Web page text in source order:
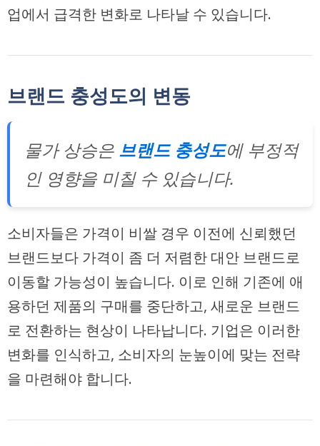
업에서 급격한 변화로 나타날 수 있습니다.
브랜드 충성도의 변동
물가 상승은 브랜드 충성도에 부정적
인 영향을 미칠 수 있습니다.
소비자들은 가격이 비쌀 경우 이전에 신뢰했던
브랜드보다 가격이 좀 더 저렴한 대안 브랜드로
이동할 가능성이 높습니다. 이로 인해 기존에 애
용하던 제품의 구매를 중단하고, 새로운 브랜드
로 전환하는 현상이 나타납니다. 기업은 이러한
변화를 인식하고, 소비자의 눈높이에 맞는 전략
을 마련해야 합니다.